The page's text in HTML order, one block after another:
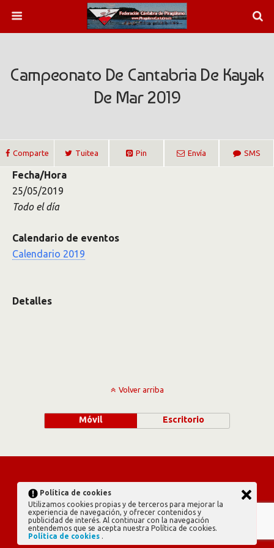
Política de cookies
Utilizamos cookies propias y de terceros para mejorar la
experiencia de navegación, y ofrecer contenidos y
publicidad de interés. Al continuar con la navegación
entendemos que se acepta nuestra Política de cookies.
Política de cookies .
Campeonato De Cantabria De Kayak
De Mar 2019
Comparte Tuitea Pin Envía SMS
Fecha/Hora
25/05/2019
Todo el día
Calendario de eventos
Calendario 2019
Detalles
Volver arriba
Móvil Escritorio